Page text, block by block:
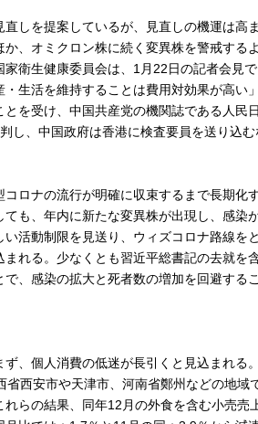
しを提案しているが、見直しの機運は高
、オミクロン株に続く変異株を警戒する
衛生健康委員会は、1月22日の記者会見で
生活を維持することは費用対効果が高い
を受け、中国共産党の機関誌である人民
し、中国政府は香港に検査要員を送り込
ロナの流行が明確に収束するまで長期化
も、年内に新たな変異株が出現し、感染
活動制限を見送り、ウィズコロナ路線を
れる。少なくとも習近平総書記の去就を
、感染の拡大と死者数の増加を回避する
、個人消費の低迷が長引くと見込まれる
西安市や天津市、河南省鄭州などの地域
らの結果、同年12月の外食を含む小売売